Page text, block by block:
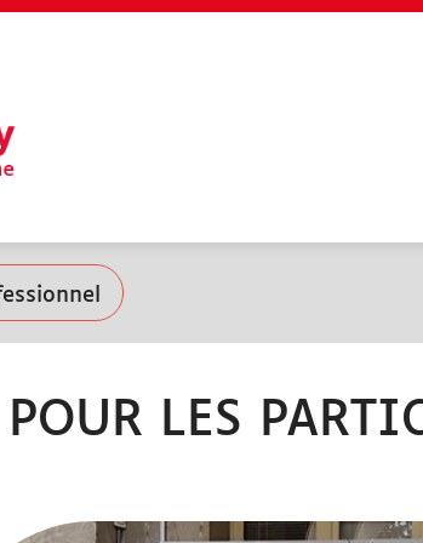
CLIC
Mon profil
Mes demandes
Besoin d'aide
LES